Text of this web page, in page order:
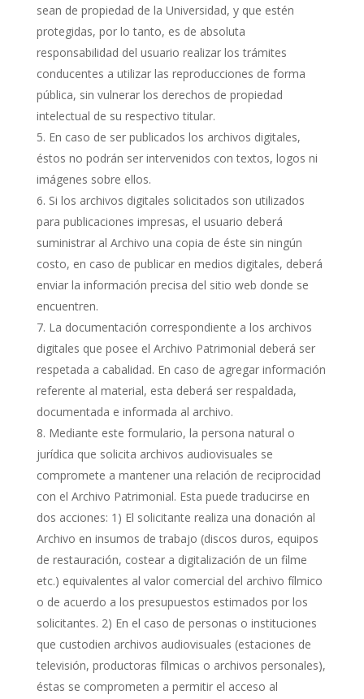
sean de propiedad de la Universidad, y que estén
protegidas, por lo tanto, es de absoluta
responsabilidad del usuario realizar los trámites
conducentes a utilizar las reproducciones de forma
pública, sin vulnerar los derechos de propiedad
intelectual de su respectivo titular.
En caso de ser publicados los archivos digitales,
éstos no podrán ser intervenidos con textos, logos ni
imágenes sobre ellos.
Si los archivos digitales solicitados son utilizados
para publicaciones impresas, el usuario deberá
suministrar al Archivo una copia de éste sin ningún
costo, en caso de publicar en medios digitales, deberá
enviar la información precisa del sitio web donde se
encuentren.
La documentación correspondiente a los archivos
digitales que posee el Archivo Patrimonial deberá ser
respetada a cabalidad. En caso de agregar información
referente al material, esta deberá ser respaldada,
documentada e informada al archivo.
Mediante este formulario, la persona natural o
jurídica que solicita archivos audiovisuales se
compromete a mantener una relación de reciprocidad
con el Archivo Patrimonial. Esta puede traducirse en
dos acciones: 1) El solicitante realiza una donación al
Archivo en insumos de trabajo (discos duros, equipos
de restauración, costear a digitalización de un filme
etc.) equivalentes al valor comercial del archivo fílmico
o de acuerdo a los presupuestos estimados por los
solicitantes. 2) En el caso de personas o instituciones
que custodien archivos audiovisuales (estaciones de
televisión, productoras fílmicas o archivos personales),
éstas se comprometen a permitir el acceso al